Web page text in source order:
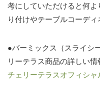
考にしていただけると何
り付けやテーブルコーデ
●バーミックス（スライシ
リーテラス商品の詳しい情
チェリーテラスオフィシ